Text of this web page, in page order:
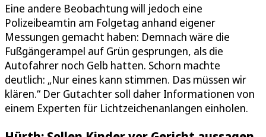
Eine andere Beobachtung will jedoch eine
Polizeibeamtin am Folgetag anhand eigener
Messungen gemacht haben: Demnach wäre die
Fußgängerampel auf Grün gesprungen, als die
Autofahrer noch Gelb hatten. Schorn machte
deutlich: „Nur eines kann stimmen. Das müssen wir
klären.“ Der Gutachter soll daher Informationen von
einem Experten für Lichtzeichenanlangen einholen.